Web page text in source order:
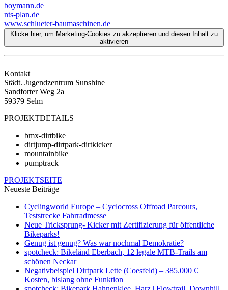
boymann.de
nts-plan.de
www.schlueter-baumaschinen.de
Klicke hier, um Marketing-Cookies zu akzeptieren und diesen Inhalt zu
aktivieren
Kontakt
Städt. Jugendzentrum Sunshine
Sandforter Weg 2a
59379 Selm
PROJEKTDETAILS
bmx-dirtbike
dirtjump-dirtpark-dirtkicker
mountainbike
pumptrack
PROJEKTSEITE
Neueste Beiträge
Cyclingworld Europe – Cyclocross Offroad Parcours,
Teststrecke Fahrradmesse
Neue Tricksprung- Kicker mit Zertifizierung für öffentliche
Bikeparks!
Genug ist genug? Was war nochmal Demokratie?
spotcheck: Bikeländ Eberbach, 12 legale MTB-Trails am
schönen Neckar
Negativbeispiel Dirtpark Lette (Coesfeld) – 385.000 €
Kosten, bislang ohne Funktion